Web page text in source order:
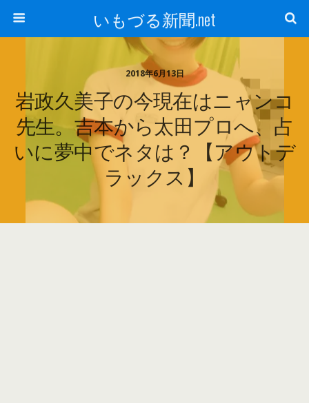
いもづる新聞.net
2018年6月13日
岩政久美子の今現在はニャンコ
先生。吉本から太田プロへ、占
いに夢中でネタは？【アウトデ
ラックス】